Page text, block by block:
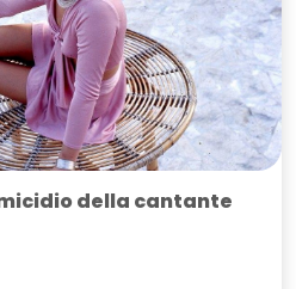
della cantante